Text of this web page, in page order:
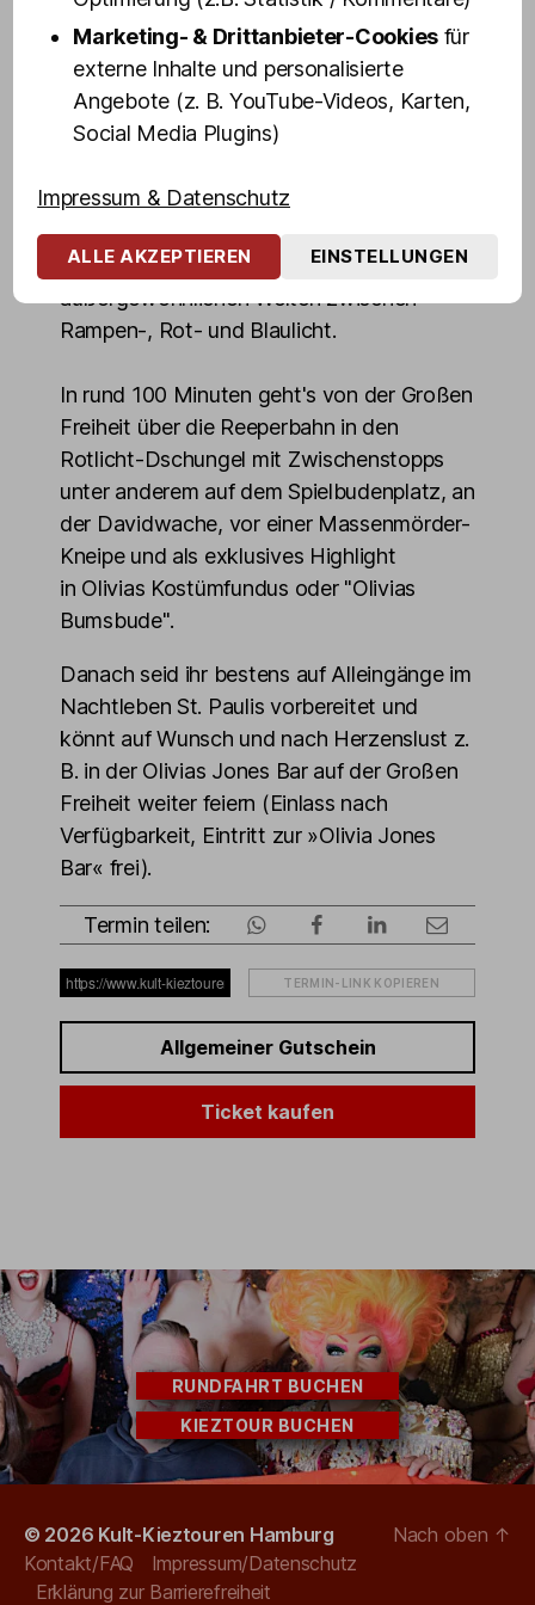
Mittlerweile ist Vanity Trash eine Drag-
Ikone auf St. Pauli.
Mit spitzer Zunge und derbem Humor
erklärt euch unsere Kiez-Wuchtbrumme
die Reeperbahn wissen müsst, zeigt euch
die interessantesten Sehenswürdigkeiten
und gibt Insider-Einblicke in die
außergewöhnlichen Welten zwischen
Rampen-, Rot- und Blaulicht.
In rund 100 Minuten geht's von der Großen
Freiheit über die Reeperbahn in den
Rotlicht-Dschungel mit Zwischenstopps
unter anderem auf dem Spielbudenplatz, an
der Davidwache, vor einer Massenmörder-
Kneipe und als exklusives Highlight
in Olivias Kostümfundus oder "Olivias
Bumsbude".
Danach seid ihr bestens auf Alleingänge im
Nachtleben St. Paulis vorbereitet und
könnt auf Wunsch und nach Herzenslust z.
B. in der Olivias Jones Bar auf der Großen
Freiheit weiter feiern (Einlass nach
Verfügbarkeit, Eintritt zur »Olivia Jones
Bar« frei).
Termin teilen:
TERMIN-LINK KOPIEREN
Allgemeiner Gutschein
Ticket kaufen
RUNDFAHRT BUCHEN
KIEZTOUR BUCHEN
© 2026 Kult-Kieztouren Hamburg
Kontakt/FAQ
Impressum/Datenschutz
Erklärung zur Barrierefreiheit
Nach oben ↑
Marketing- & Drittanbieter-Cookies für
externe Inhalte und personalisierte
Angebote (z. B. YouTube-Videos, Karten,
Social Media Plugins)
Impressum & Datenschutz
ALLE AKZEPTIEREN EINSTELLUNGEN